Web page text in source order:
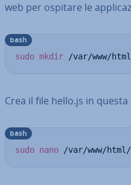
web per ospitare le
sudo mkdir /var/www/
bash
Crea il file hello.js in
sudo nano /var/www/
bash